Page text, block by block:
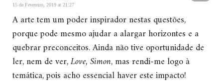
15 de Fevereiro, 2019 at 21:27
A arte tem um poder inspirador nestas questões,
porque pode mesmo ajudar a alargar horizontes e a
quebrar preconceitos. Ainda não tive oportunidade de
ler, nem de ver,Love, Simon, mas rendi-me logo à
temática, pois acho essencial haver este impacto!